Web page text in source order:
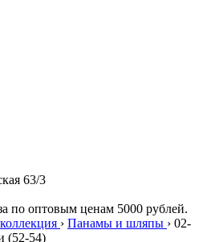
63/3
по оптовым ценам 5000 рублей.
› Панамы и шляпы › 02-
(52-54)